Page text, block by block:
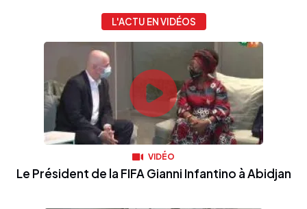
L'ACTU EN VIDÉOS
VIDÉO
Le Président de la FIFA Gianni Infantino à Abidjan